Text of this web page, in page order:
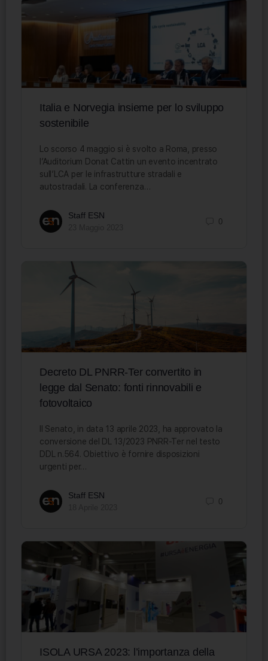
Italia e Norvegia insieme per lo sviluppo
sostenibile
Lo scorso 4 maggio si è svolto a Roma, presso
l’Auditorium Donat Cattin un evento incentrato
sull’LCA per le infrastrutture stradali e
autostradali. La conferenza…
Staff ESN
0
Decreto DL PNRR-Ter convertito in
legge dal Senato: fonti rinnovabili e
fotovoltaico
Il Senato, in data 13 aprile 2023, ha approvato la
conversione del DL 13/2023 PNRR-Ter nel testo
DDL n.564. Obiettivo è fornire disposizioni
urgenti per…
Staff ESN
0
ISOLA URSA 2023: l’importanza della